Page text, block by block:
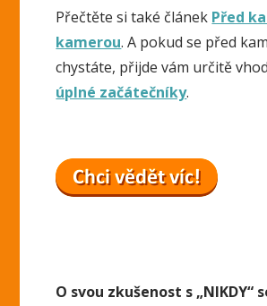
Přečtěte si také článek Před
kamerou. A pokud se před
chystáte, přijde vám určitě vhod
úplné začátečníky.
O svou zkušenost s „NIKDY“